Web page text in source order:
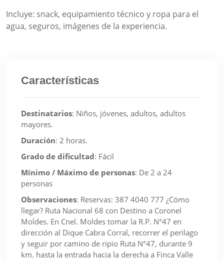
Incluye: snack, equipamiento técnico y ropa para el
agua, seguros, imágenes de la experiencia.
Características
Destinatarios: Niños, jóvenes, adultos, adultos
mayores.
Duración: 2 horas.
Grado de dificultad: Fácil
Mínimo / Máximo de personas: De 2 a 24
personas
Observaciones: Reservas: 387 4040 777 ¿Cómo
llegar? Ruta Nacional 68 con Destino a Coronel
Moldes. En Cnel. Moldes tomar la R.P. N°47 en
dirección al Dique Cabra Corral, recorrer el perilago
y seguir por camino de ripio Ruta N°47, durante 9
km. hasta la entrada hacia la derecha a Finca Valle